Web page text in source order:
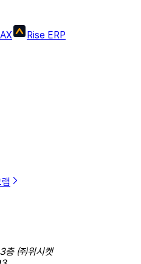
Rise ERP
층 ㈜위시켓